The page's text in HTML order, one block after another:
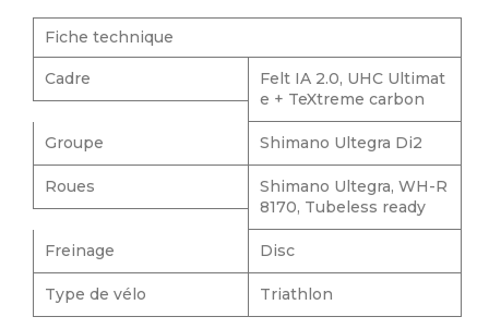
Fiche technique
Cadre
Felt IA 2.0, UHC Ultimat
e + TeXtreme carbon
Groupe Shimano Ultegra Di2
Roues
Shimano Ultegra, WH-R
8170, Tubeless ready
Freinage Disc
Type de vélo Triathlon